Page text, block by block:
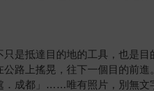
是抵達目的地的工具，也是目
路上搖晃，往下一個目的前進。
．成都」……唯有照片，別無